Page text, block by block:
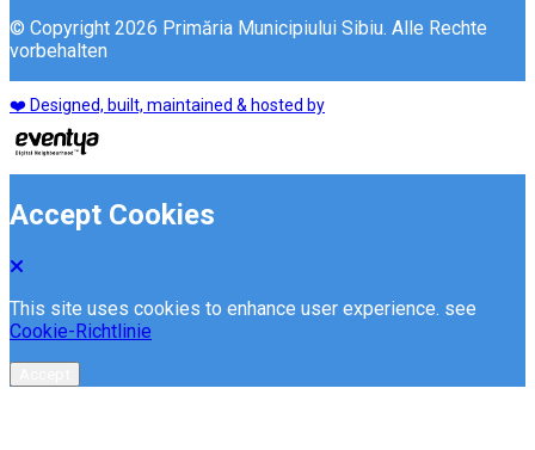
© Copyright 2026 Primăria Municipiului Sibiu. Alle Rechte
vorbehalten
❤️ Designed, built, maintained & hosted by
Accept Cookies
This site uses cookies to enhance user experience. see
Cookie-Richtlinie